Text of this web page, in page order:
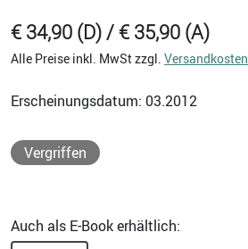
€ 34,90 (D) / € 35,90 (A)
Alle Preise inkl. MwSt zzgl. Versandkosten
Erscheinungsdatum: 03.2012
Vergriffen
Auch als E-Book erhältlich: